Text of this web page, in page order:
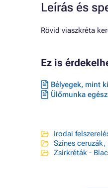
Leírás és
Rövid viaszkréta
Ez is
Bélyegek, mint
Ülőmunka
Irodai
Színes
Zsírkréták -